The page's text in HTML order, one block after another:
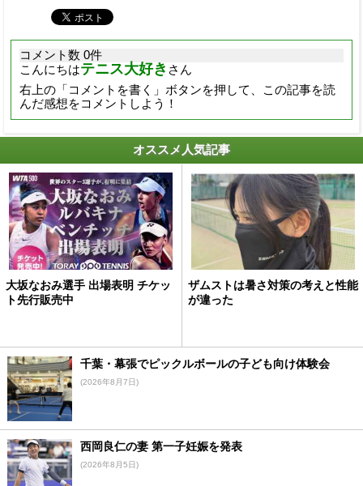
コメント数 0件
こんにちはテニス大好き さん
右上の「コメントを書く」ボタンを押して、この記事を読
んだ感想をコメントしよう！
オススメ人気記事
大坂なおみ選手 出場表明 チケッ
ト先行販売中
ザムストは暑さ対策の考えと性能
が違った
千葉・幕張でピックルボールの子ども向け体験会
(2026年8月7日)
西岡良仁の妻 第一子妊娠を発表
(2026年8月5日)